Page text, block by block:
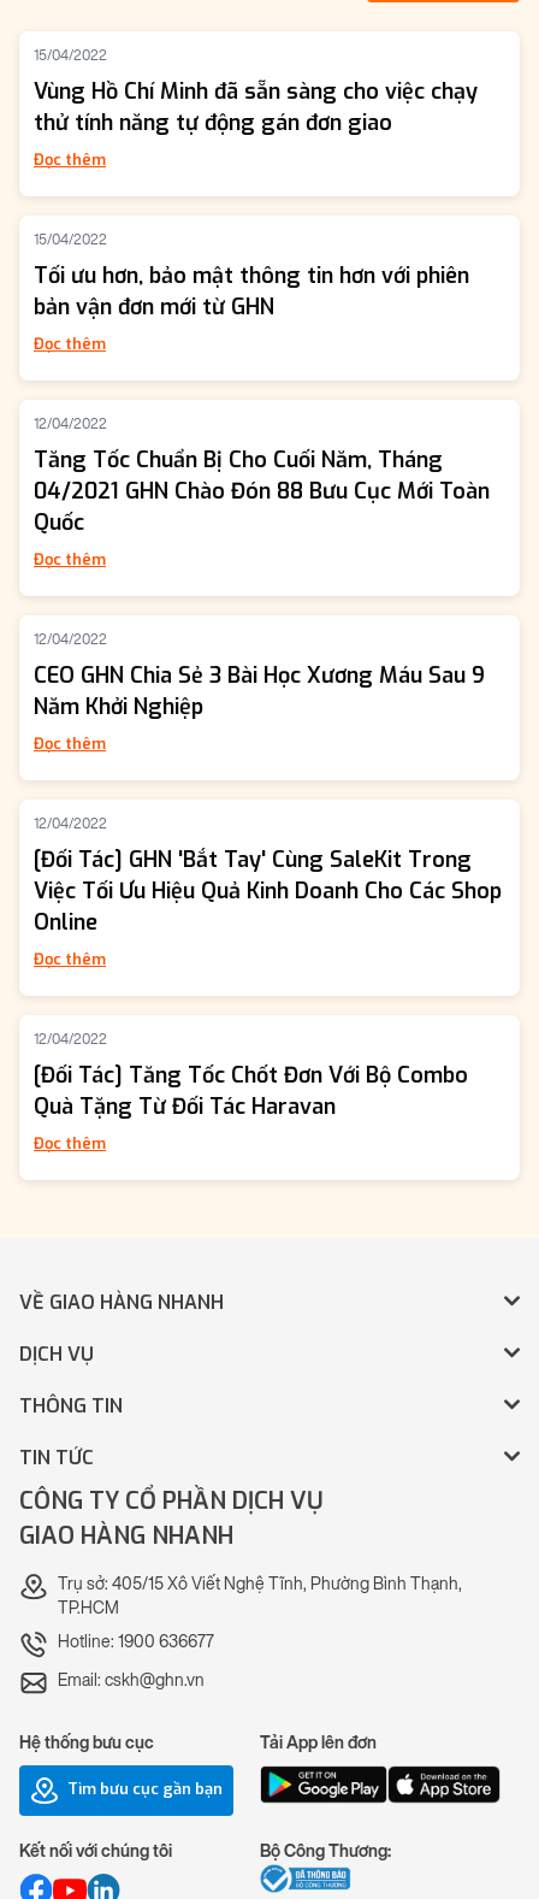
15/04/2022
Vùng Hồ Chí Minh đã sẵn sàng cho việc chạy
thử tính năng tự động gán đơn giao
Đọc thêm
15/04/2022
Tối ưu hơn, bảo mật thông tin hơn với phiên
bản vận đơn mới từ GHN
Đọc thêm
12/04/2022
Tăng Tốc Chuẩn Bị Cho Cuối Năm, Tháng
04/2021 GHN Chào Đón 88 Bưu Cục Mới Toàn
Quốc
Đọc thêm
12/04/2022
CEO GHN Chia Sẻ 3 Bài Học Xương Máu Sau 9
Năm Khởi Nghiệp
Đọc thêm
12/04/2022
[Đối Tác] GHN 'Bắt Tay' Cùng SaleKit Trong
Việc Tối Ưu Hiệu Quả Kinh Doanh Cho Các Shop
Online
Đọc thêm
12/04/2022
[Đối Tác] Tăng Tốc Chốt Đơn Với Bộ Combo
Quà Tặng Từ Đối Tác Haravan
Đọc thêm
VỀ GIAO HÀNG NHANH
DỊCH VỤ
THÔNG TIN
TIN TỨC
CÔNG TY CỔ PHẦN DỊCH VỤ
GIAO HÀNG NHANH
Trụ sở: 405/15 Xô Viết Nghệ Tĩnh, Phường Bình Thạnh,
TP.HCM
Hotline: 1900 636677
Email: cskh@ghn.vn
Hệ thống bưu cục
Tìm bưu cục gần bạn
Tải App lên đơn
Kết nối với chúng tôi Bộ Công Thương: